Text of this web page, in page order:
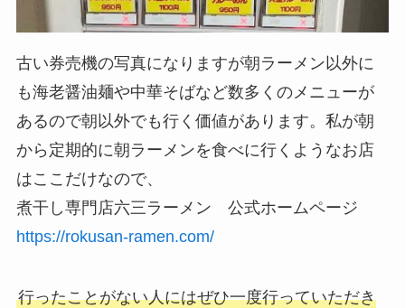
古い券売機の写真になりますが朝ラーメン以外に
も海老醤油麺や中華そばなど数多くのメニューが
あるので朝以外でも行く価値があります。私が朝
から定期的に朝ラーメンを食べに行くようなお店
はここだけなので、
煮干し専門店六三ラーメン 公式ホームページ
https://rokusan-ramen.com/
行ったことがない人にはぜひ一度行っていただき